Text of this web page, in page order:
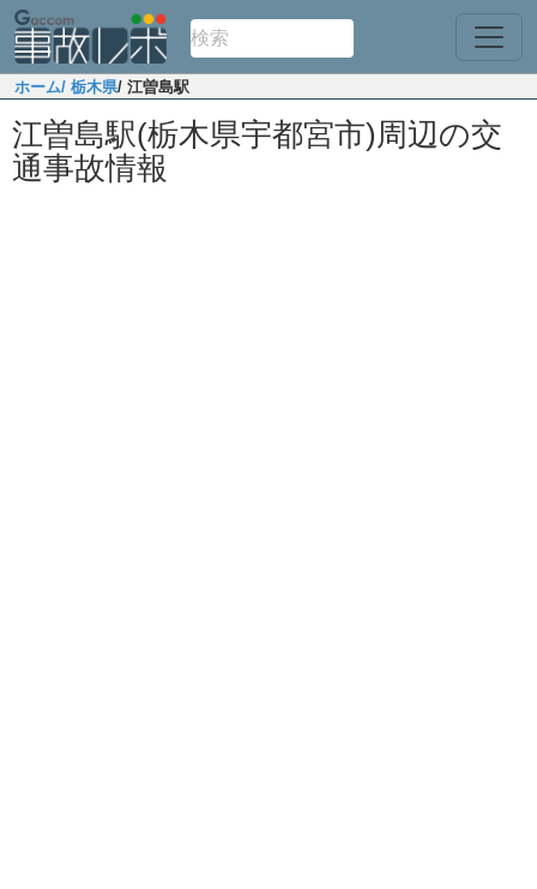
ホーム/ 栃木県/ 江曽島駅
江曽島駅(栃木県宇都宮市)周辺の交
通事故情報